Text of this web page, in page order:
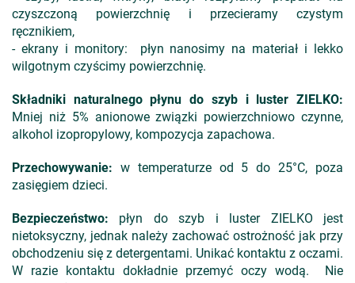
czyszczoną powierzchnię i przecieramy czystym
ręcznikiem,
- ekrany i monitory: płyn nanosimy na materiał i lekko
wilgotnym czyścimy powierzchnię.
Składniki naturalnego płynu do szyb i luster ZIELKO:
Mniej niż 5% anionowe związki powierzchniowo czynne,
alkohol izopropylowy, kompozycja zapachowa.
Przechowywanie: w temperaturze od 5 do 25°C, poza
zasięgiem dzieci.
Bezpieczeństwo: płyn do szyb i luster ZIELKO jest
nietoksyczny, jednak należy zachować ostrożność jak przy
obchodzeniu się z detergentami. Unikać kontaktu z oczami.
W razie kontaktu dokładnie przemyć oczy wodą. Nie